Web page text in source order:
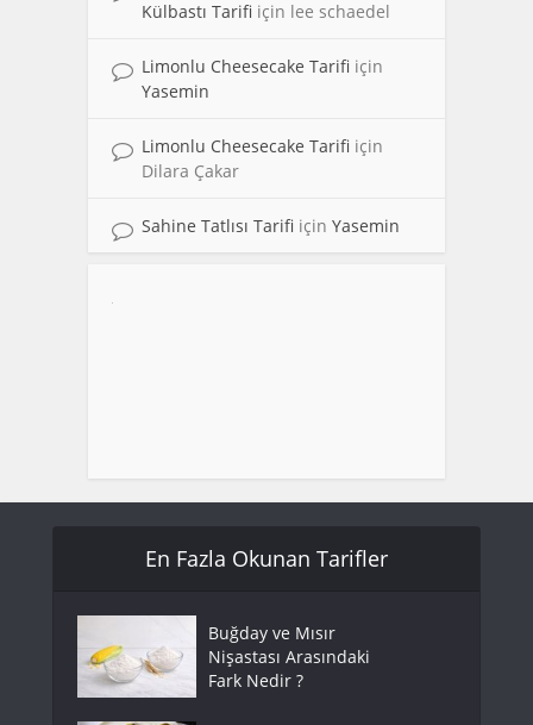
Külbastı Tarifi için lee schaedel
Limonlu Cheesecake Tarifi için
Yasemin
Limonlu Cheesecake Tarifi için
Dilara Çakar
Sahine Tatlısı Tarifi için Yasemin
En Fazla Okunan Tarifler
Buğday ve Mısır
Nişastası Arasındaki
Fark Nedir ?